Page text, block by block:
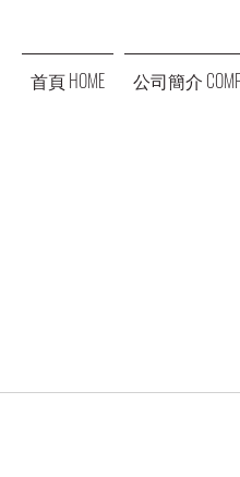
首頁 HOME 公司簡介